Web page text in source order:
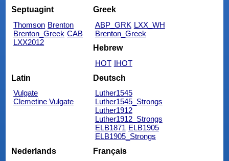
Septuagint
Thomson Brenton
Brenton_Greek CAB
LXX2012
Greek
ABP_GRK LXX_WH
Brenton_Greek
Hebrew
HOT IHOT
Latin
Vulgate
Clemetine Vulgate
Deutsch
Luther1545
Luther1545_Strongs
Luther1912
Luther1912_Strongs
ELB1871 ELB1905
ELB1905_Strongs
Nederlands
Français